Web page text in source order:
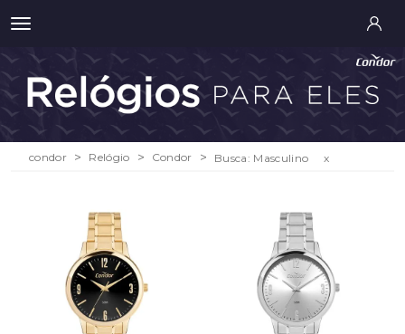
condor Relógio Condor Busca: Masculino x